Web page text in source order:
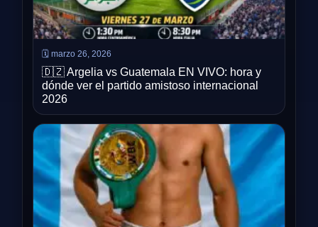
🗓️ marzo 26, 2026
🇩🇿 Argelia vs Guatemala EN VIVO: hora y
dónde ver el partido amistoso internacional
2026